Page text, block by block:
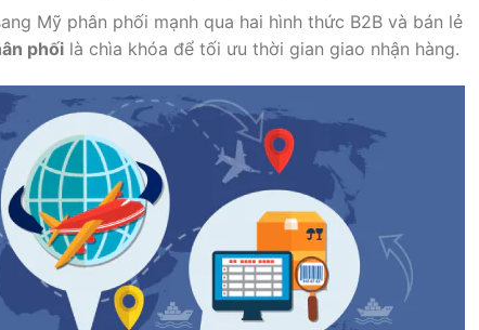
Mỹ phân phối mạnh qua hai hình thức B2B và bán lẻ
phối là chìa khóa để tối ưu thời gian giao nhận hàng.